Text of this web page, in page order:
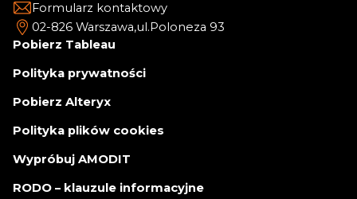
Formularz kontaktowy
02-826 Warszawa,ul.Poloneza 93
Pobierz Tableau
Polityka prywatności
Pobierz Alteryx
Polityka plików cookies
Wypróbuj AMODIT
RODO – klauzule informacyjne